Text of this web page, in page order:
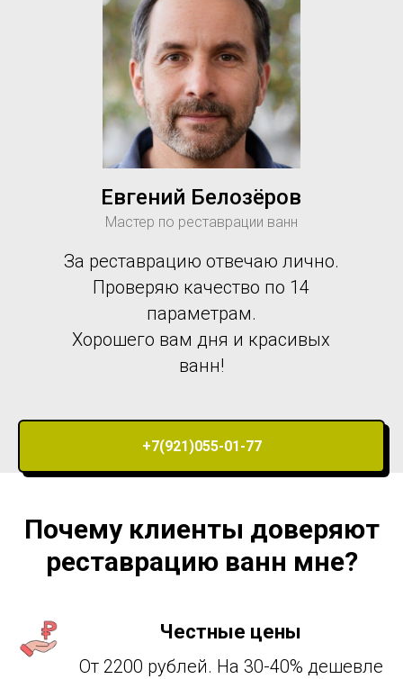
Евгений Белозёров
Мастер по реставрации ванн
За реставрацию отвечаю лично.
Проверяю качество по 14
параметрам.
Хорошего вам дня и красивых
ванн!
+7(921)055-01-77
Почему клиенты доверяют
реставрацию ванн мне?
Честные цены
От 2200 рублей. На 30-40% дешевле